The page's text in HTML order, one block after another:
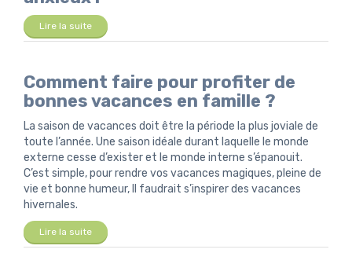
Lire la suite
Comment faire pour profiter de
bonnes vacances en famille ?
La saison de vacances doit être la période la plus joviale de
toute l’année. Une saison idéale durant laquelle le monde
externe cesse d’exister et le monde interne s’épanouit.
C’est simple, pour rendre vos vacances magiques, pleine de
vie et bonne humeur, Il faudrait s’inspirer des vacances
hivernales.
Lire la suite